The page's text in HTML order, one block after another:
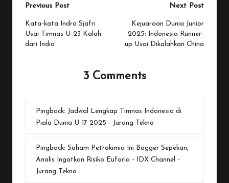
Post
navigation
Previous Post
Kata-kata Indra Sjafri
Usai Timnas U-23 Kalah
dari India
Next Post
Kejuaraan Dunia Junior
2025: Indonesia Runner-
up Usai Dikalahkan China
3 Comments
Pingback: Jadwal Lengkap Timnas Indonesia di
Piala Dunia U-17 2025 - Jurang Tekno
Pingback: Saham Petrokimia Ini Bagger Sepekan,
Analis Ingatkan Risiko Euforia - IDX Channel -
Jurang Tekno